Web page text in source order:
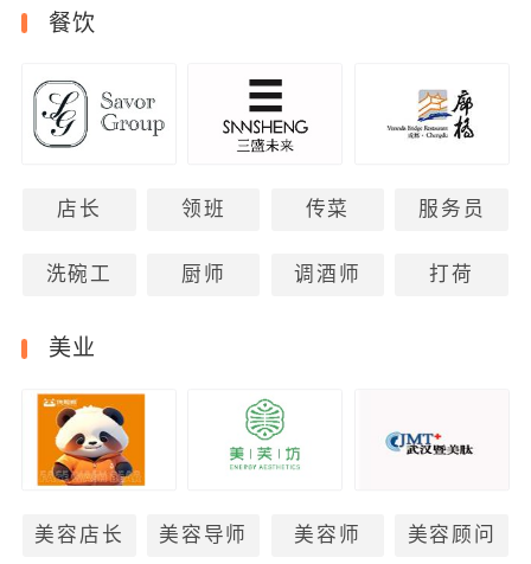
餐饮
店长 领班 传菜 服务员
洗碗工 厨师 调酒师 打荷
美业
美容店长 美容导师 美容师 美容顾问